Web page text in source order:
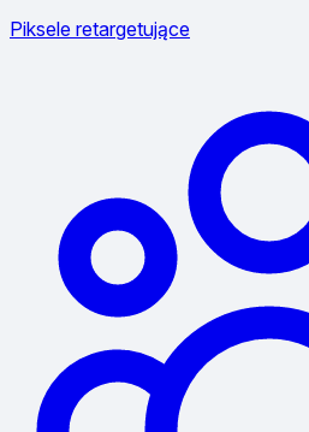
Piksele retargetujące